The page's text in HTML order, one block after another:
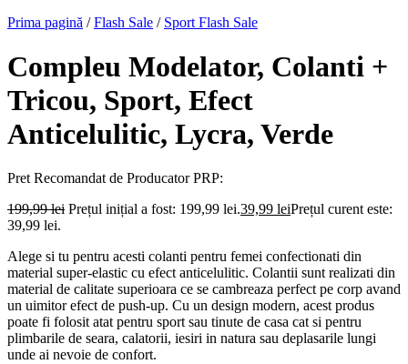
Prima pagină / Flash Sale / Sport Flash Sale
Compleu Modelator, Colanti +
Tricou, Sport, Efect
Anticelulitic, Lycra, Verde
Pret Recomandat de ProducatorPRP:
199,99lei Prețul inițial a fost: 199,99 lei.39,99 leiPrețul curent este:
39,99 lei.
Alege si tu pentru acesti colanti pentru femei confectionati din
material super-elastic cu efect anticelulitic. Colantii sunt realizati din
material de calitate superioara ce se cambreaza perfect pe corp avand
un uimitor efect de push-up. Cu un design modern, acest produs
poate fi folosit atat pentru sport sau tinute de casa cat si pentru
plimbarile de seara, calatorii, iesiri in natura sau deplasarile lungi
unde ai nevoie de confort.